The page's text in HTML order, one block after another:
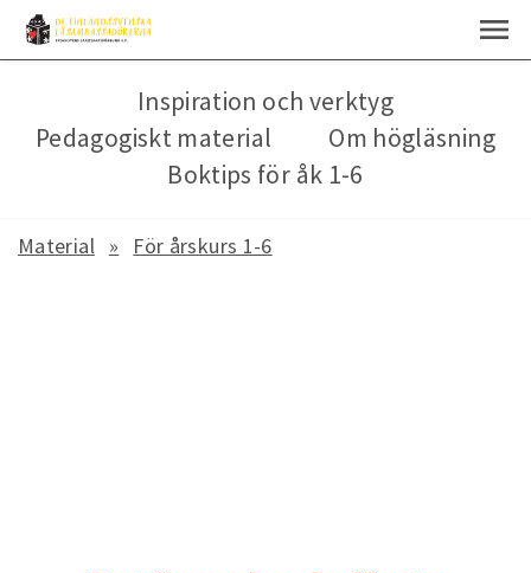
Material För årskurs 1-6
Inspiration och verktyg
Pedagogiskt material
Om högläsning
Boktips för åk 1-6